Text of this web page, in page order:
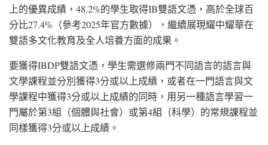
上的優異成績，48.2%的學生取得IB雙語文憑，高於全球百
分比27.4%（參考2025年官方數據），繼續展現耀中耀華在
雙語多文化教育及全人培養方面的成果。
要獲得IBDP雙語文憑，學生需選修兩門不同語言的語言與
文學課程並分別獲得3分或以上成績，或者在一門語言與文
學課程中獲得3分或以上成績的同時，用另一種語言學習一
門屬於第3組（個體與社會）或第4組（科學）的常規課程並
同樣獲得3分或以上成績。